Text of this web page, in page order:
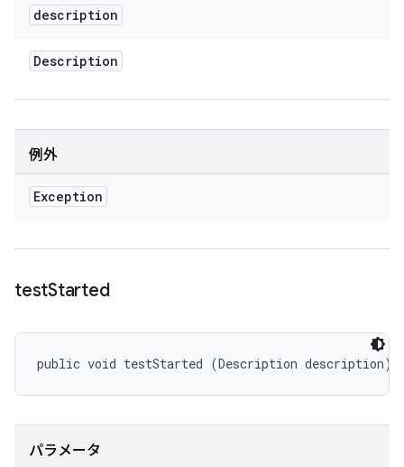
description
Description
例外
Exception
testStarted
public void testStarted (Description description)
パラメータ